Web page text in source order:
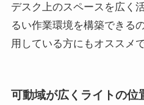
デスク上のスペースを広く
るい作業環境を構築できる
用している方にもオススメ
可動域が広くライトの位